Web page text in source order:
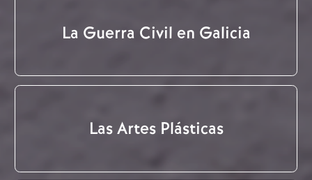
La Guerra Civil en Galicia
Las Artes Plásticas